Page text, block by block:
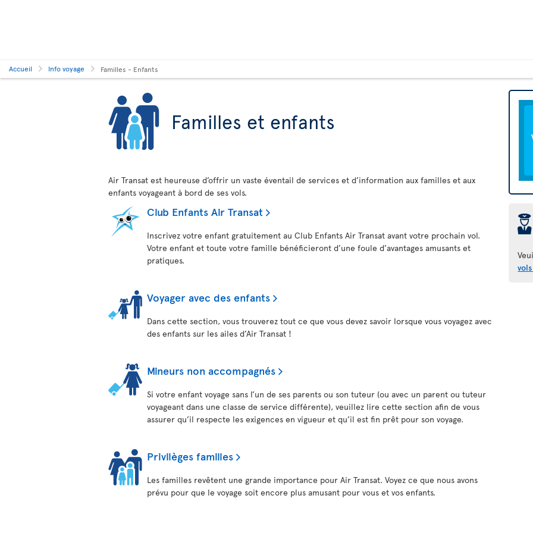
Accueil Info voyage Familles - Enfants
Familles et enfants
Air Transat est heureuse d’offrir un vaste éventail de services et d’information aux familles et aux
enfants voyageant à bord de ses vols.
Club Enfants Air Transat
Inscrivez votre enfant gratuitement au Club Enfants Air Transat avant votre prochain vol.
Votre enfant et toute votre famille bénéficieront d’une foule d’avantages amusants et
pratiques.
Voyager avec des enfants
Dans cette section, vous trouverez tout ce que vous devez savoir lorsque vous voyagez avec
des enfants sur les ailes d’Air Transat !
Mineurs non accompagnés
Si votre enfant voyage sans l’un de ses parents ou son tuteur (ou avec un parent ou tuteur
voyageant dans une classe de service différente), veuillez lire cette section afin de vous
assurer qu’il respecte les exigences en vigueur et qu’il est fin prêt pour son voyage.
Privilèges familles
Les familles revêtent une grande importance pour Air Transat. Voyez ce que nous avons
prévu pour que le voyage soit encore plus amusant pour vous et vos enfants.
þ